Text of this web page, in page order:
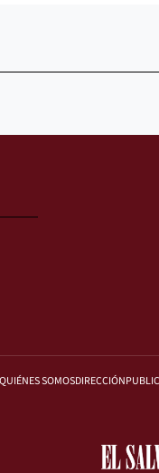
QUIÉNES SOMOSDIRECCIÓN